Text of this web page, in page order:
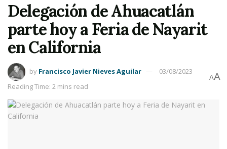
Delegación de Ahuacatlán
parte hoy a Feria de Nayarit
en California
by Francisco Javier Nieves Aguilar
03/08/2023
Reading Time: 2 mins read
AA